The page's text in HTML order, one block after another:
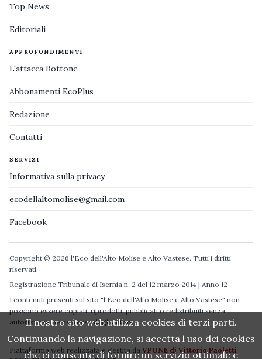
Top News
Editoriali
APPROFONDIMENTI
L'attacca Bottone
Abbonamenti EcoPlus
Redazione
Contatti
SERVIZI
Informativa sulla privacy
ecodellaltomolise@gmail.com
Facebook
Copyright © 2026 l'Eco dell'Alto Molise e Alto Vastese. Tutti i diritti
riservati.
Registrazione Tribunale di Isernia n. 2 del 12 marzo 2014 | Anno 12
I contenuti presenti sul sito "l'Eco dell'Alto Molise e Alto Vastese" non
possono essere copiati, riprodotti, pubblicati o redistribuiti senza
autorizzazione espressa degli autori.
Piattaforma web realizzata e gestita da VPONE di Vittorio Paoletti
Il nostro sito web utilizza cookies di terzi parti.
Continuando la navigazione, si accetta l uso dei cookies
che ci consente di fornire un servizio ottimale e